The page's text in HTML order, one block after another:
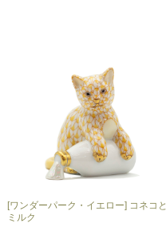
[ワンダーパーク・イエロー] コネコと
ミルク